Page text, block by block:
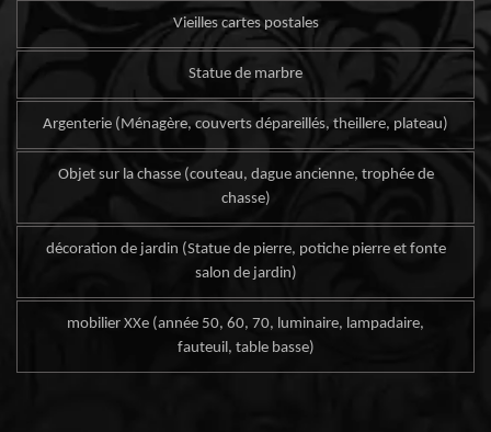
Vieilles cartes postales
Statue de marbre
Argenterie (Ménagère, couverts dépareillés, theillere, plateau)
Objet sur la chasse (couteau, dague ancienne, trophée de
chasse)
décoration de jardin (Statue de pierre, potiche pierre et fonte
salon de jardin)
mobilier XXe (année 50, 60, 70, luminaire, lampadaire,
fauteuil, table basse)